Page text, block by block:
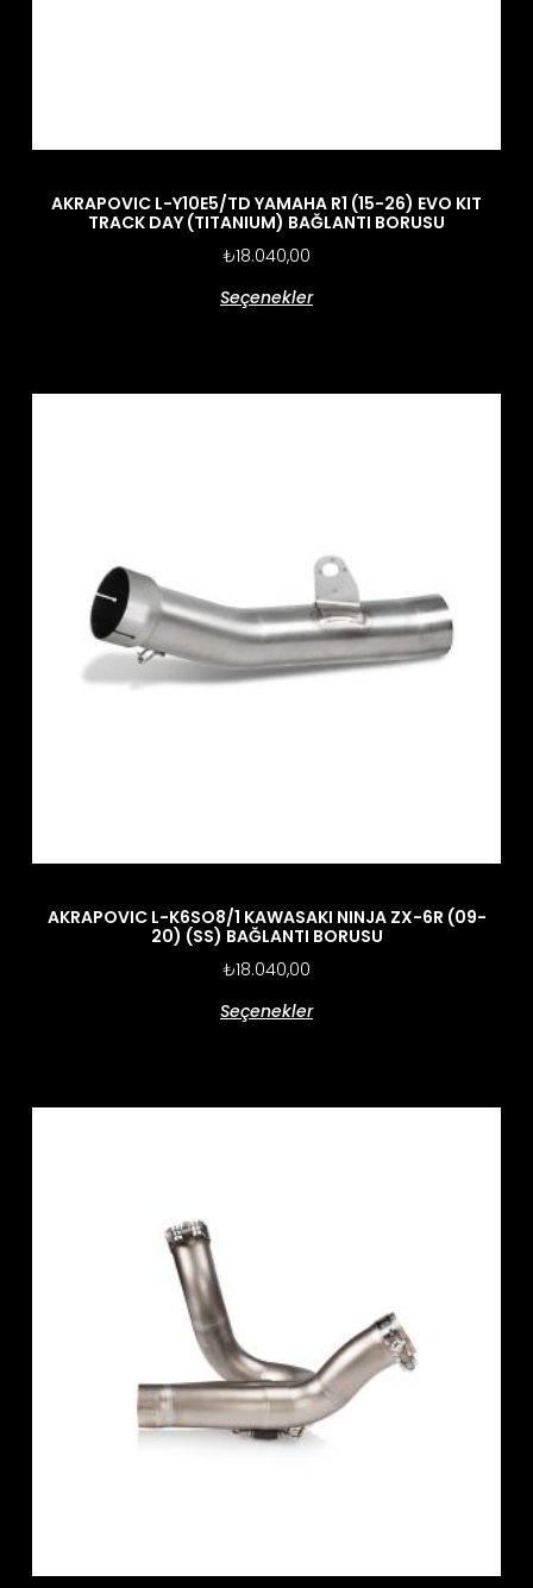
AKRAPOVIC L-Y10E5/TD YAMAHA R1 (15-26) EVO KIT
TRACK DAY (TITANIUM) BAĞLANTI BORUSU
₺18.040,00
Seçenekler
AKRAPOVIC L-K6SO8/1 KAWASAKI NINJA ZX-6R (09-
20) (SS) BAĞLANTI BORUSU
₺18.040,00
Seçenekler